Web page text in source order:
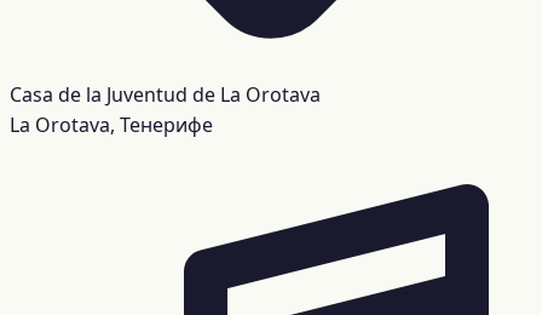
Casa de la Juventud de La Orotava
La Orotava, Тенерифе